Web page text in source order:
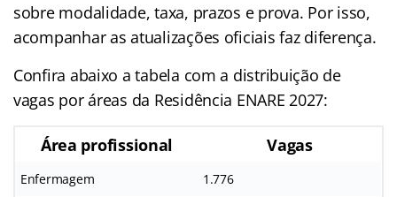
sobre modalidade, taxa, prazos e prova. Por isso,
acompanhar as atualizações oficiais faz diferença.
Confira abaixo a tabela com a distribuição de
vagas por áreas da Residência ENARE 2027:
Área profissional Vagas
Enfermagem 1.776